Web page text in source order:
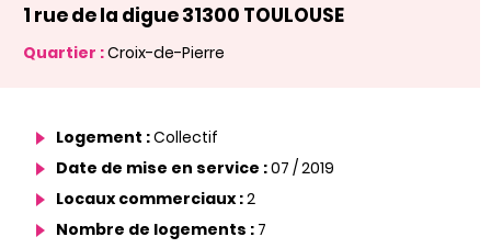
1 rue de la digue 31300 TOULOUSE
Quartier :Croix-de-Pierre
Logement :Collectif
Date de mise en service :07 / 2019
Locaux commerciaux :2
Nombre de logements : 7